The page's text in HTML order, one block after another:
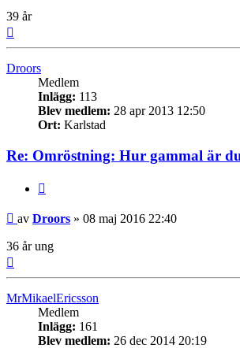
39 år
Droors
Medlem
Inlägg: 113
Blev medlem: 28 apr 2013 12:50
Ort: Karlstad
Re: Omröstning: Hur gammal är
Inlägg
av Droors » 08 maj 2016 22:40
36 år ung
MrMikaelEricsson
Medlem
Inlägg: 161
Blev medlem: 26 dec 2014 20:19